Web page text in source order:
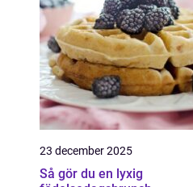
23 december 2025
Så gör du en lyxig